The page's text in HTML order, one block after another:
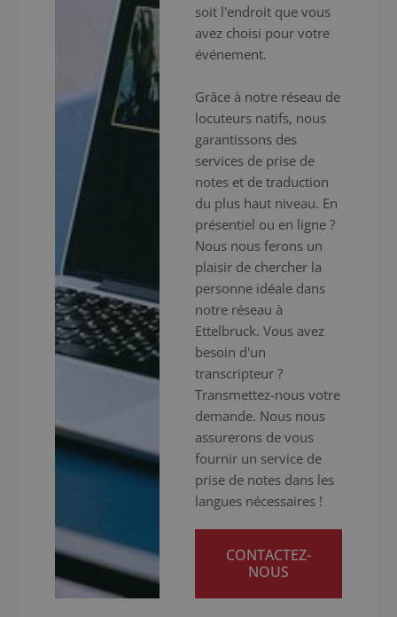
soit l'endroit que vous
avez choisi pour votre
événement.
Grâce à notre réseau de
locuteurs natifs, nous
garantissons des
services de prise de
notes et de traduction
du plus haut niveau. En
présentiel ou en ligne ?
Nous nous ferons un
plaisir de chercher la
personne idéale dans
notre réseau à
Ettelbruck. Vous avez
besoin d'un
transcripteur ?
Transmettez-nous votre
demande. Nous nous
assurerons de vous
fournir un service de
prise de notes dans les
langues nécessaires !
CONTACTEZ-
NOUS